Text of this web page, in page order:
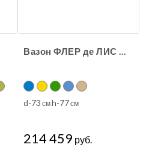
Вазон ФЛЕР де ЛИС коллекция Иль-де-Франс
d-73 смh-77см
214 459 руб.